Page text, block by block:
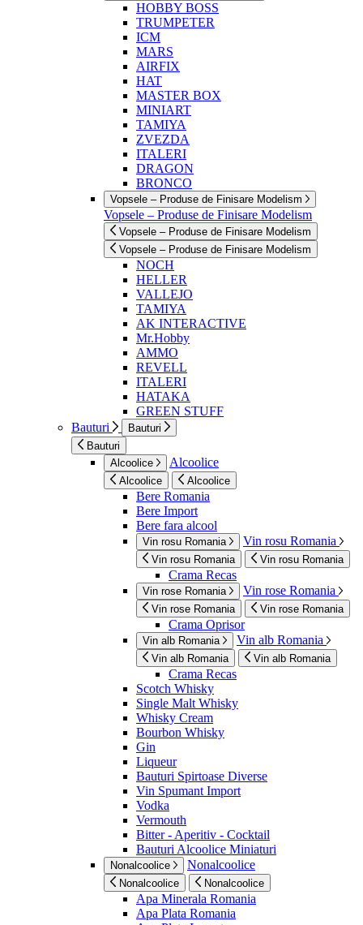
HOBBY BOSS
TRUMPETER
ICM
MARS
AIRFIX
HAT
MASTER BOX
MINIART
TAMIYA
ZVEZDA
ITALERI
DRAGON
BRONCO
Vopsele – Produse de Finisare Modelism
Vopsele – Produse de Finisare Modelism
Vopsele – Produse de Finisare Modelism
Vopsele – Produse de Finisare Modelism
NOCH
HELLER
VALLEJO
TAMIYA
AK INTERACTIVE
Mr.Hobby
AMMO
REVELL
ITALERI
HATAKA
GREEN STUFF
Bauturi
Bauturi
Bauturi
Alcoolice
Alcoolice
Alcoolice Alcoolice
Bere Romania
Bere Import
Bere fara alcool
Vin rosu Romania Vin rosu Romania
Vin rosu Romania Vin rosu Romania
Crama Recas
Vin rose Romania Vin rose Romania
Vin rose Romania Vin rose Romania
Crama Oprisor
Vin alb Romania Vin alb Romania
Vin alb Romania Vin alb Romania
Crama Recas
Scotch Whisky
Single Malt Whisky
Whisky Cream
Bourbon Whisky
Gin
Liqueur
Bauturi Spirtoase Diverse
Vin Spumant Import
Vodka
Vermouth
Bitter - Aperitiv - Cocktail
Bauturi Alcoolice Miniaturi
Nonalcoolice Nonalcoolice
Nonalcoolice Nonalcoolice
Apa Minerala Romania
Apa Plata Romania